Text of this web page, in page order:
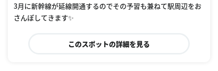
3月に新幹線が延線開通するのでその予習も兼ねて駅周辺をお
さんぽしてきます✨
このスポットの詳細を見る